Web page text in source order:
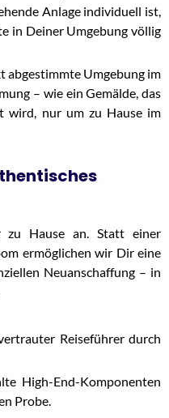
Anlage individuell ist,
in Deiner Umgebung völlig
abgestimmte Umgebung im
– wie ein Gemälde, das
wird, nur um zu Hause im
zu Hause an. Statt einer
ermöglichen wir Dir eine
Neuanschaffung – in
Reiseführer durch
High-End-Komponenten
Probe.